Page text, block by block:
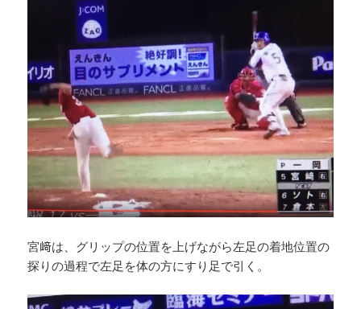
宮﨑は、グリップの位置を上げながら左足の着地位置の
探りの過程で左足を体の方にすり足で引く。